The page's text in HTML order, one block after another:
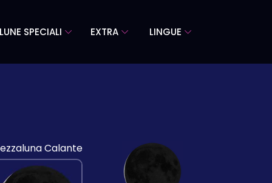
LUNE SPECIALI EXTRA LINGUE
Calante